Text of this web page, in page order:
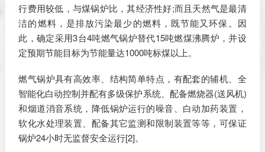
行费用较低，与煤锅炉比，其经济性好;而且天然气是最清
洁的燃料，是排放污染最少的燃料，既节能又环保。因
此，确定采用3台4吨燃气锅炉替代15吨燃煤沸腾炉，并设
定预期节能目标为节能量达1000吨标煤以上。
燃气锅炉具有高效率、结构简单特点，有配套的辅机、全
智能化白动控制并配有多级保护系统、配备燃烧器(送风机)
和烟道消音系统，降低锅炉运行的噪音、白动加药装置，
软化水处理装置、配备其它监测和限制装置等等，可保证
锅炉24小时无监督安全运行[2]。